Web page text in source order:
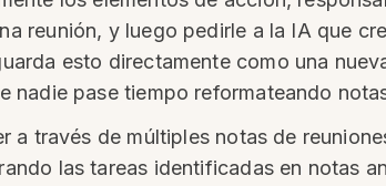
reunión, y luego pedirle a la IA que
esto directamente como una
nadie pase tiempo reformateando
a través de múltiples notas de
las tareas identificadas en notas